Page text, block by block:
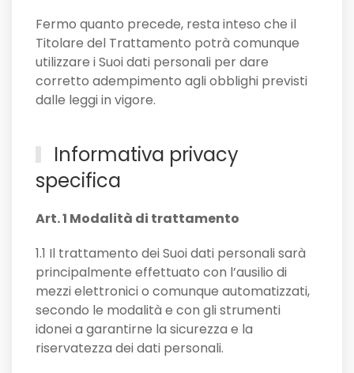
Fermo quanto precede, resta inteso che il
Titolare del Trattamento potrà comunque
utilizzare i Suoi dati personali per dare
corretto adempimento agli obblighi previsti
dalle leggi in vigore.
Informativa privacy
specifica
Art. 1 Modalità di trattamento
1.1 Il trattamento dei Suoi dati personali sarà
principalmente effettuato con l’ausilio di
mezzi elettronici o comunque automatizzati,
secondo le modalità e con gli strumenti
idonei a garantirne la sicurezza e la
riservatezza dei dati personali.